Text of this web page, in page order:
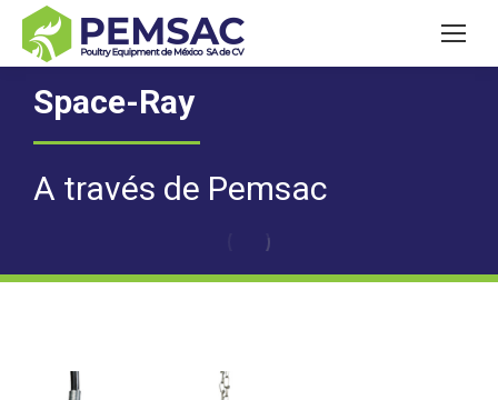
Space-Ray
A través de Pemsac